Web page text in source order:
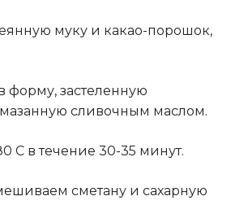
муку и какао-порошок,
форму, застеленную
сливочным маслом.
С в течение 30-35 минут.
сметану и сахарную